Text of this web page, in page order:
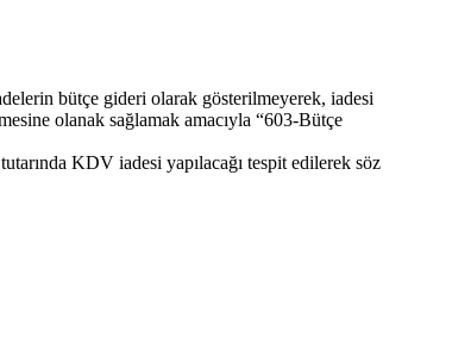
bütçe gideri olarak gösterilmeyerek, iadesi
olanak sağlamak amacıyla “603-Bütçe
KDV iadesi yapılacağı tespit edilerek söz